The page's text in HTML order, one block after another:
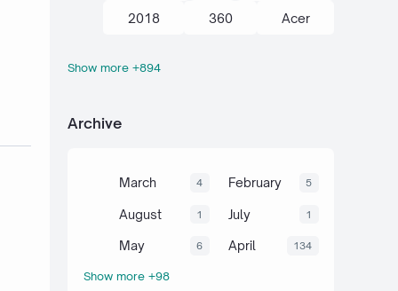
2018 360 Acer
action kamera
akhir tahun akuntansi
al-quran hadits alami alat
aljabar Alkana amalan
Anaerob
Show more +894
Archive
March 4 February 5
August 1 July 1
May 6 April 134
Show more +98